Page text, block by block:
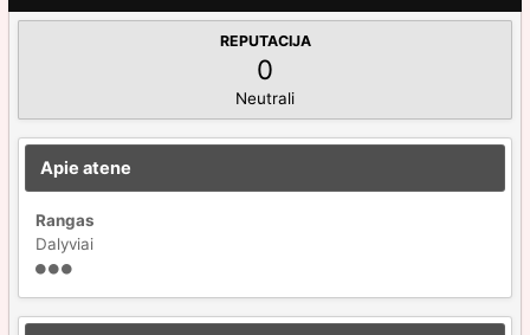
REPUTACIJA
0
Neutrali
Apie atene
Rangas
Dalyviai